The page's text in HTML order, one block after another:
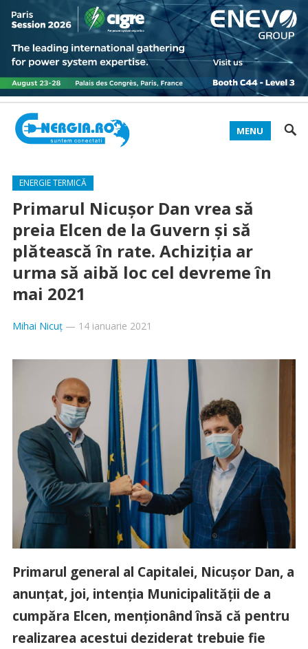
MENU
ENERGIE TERMICĂ
Primarul Nicușor Dan vrea să
preia Elcen de la Guvern și să
plătească în rate. Achiziția ar
urma să aibă loc cel devreme în
mai 2021
Mihai Nicuț— 14 ianuarie 2021
Primarul general al Capitalei, Nicuşor Dan, a
anunţat, joi, intenţia Municipalităţii de a
cumpăra Elcen, menţionând însă că pentru
realizarea acestui deziderat trebuie fie